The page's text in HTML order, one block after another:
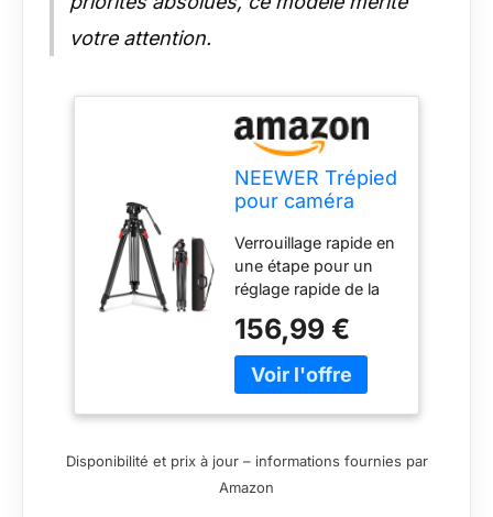
votre attention.
NEEWER Trépied
pour caméra
avec tête fluide,
libération rapide
en une étape
avec
amortissement
réglable, trépied
robuste en
aluminium,
double mode
Verrouillage rapide en
une étape pour un
réglage rapide de la
boucles à verrouillage
rapide, vous pouvez
facilement étendre le
ranger, le trépied de
photographie se
156,99 €
Disponibilité et prix à jour – informations fournies par
Amazon